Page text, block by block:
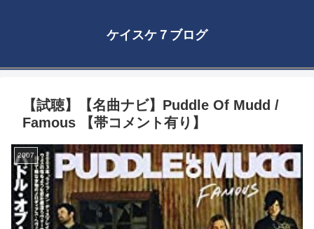
ケイスケ７ブログ
【試聴】【名曲ナビ】Puddle Of Mudd /
Famous 【帯コメント有り】
2007